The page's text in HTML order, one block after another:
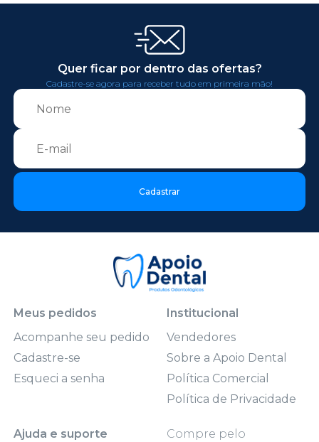
Quer ficar por dentro das ofertas?
Cadastre-se agora para receber tudo em primeira mão!
Cadastrar
Meus pedidos
Acompanhe seu pedido
Cadastre-se
Esqueci a senha
Institucional
Vendedores
Sobre a Apoio Dental
Política Comercial
Política de Privacidade
Ajuda e suporte
Compre pelo